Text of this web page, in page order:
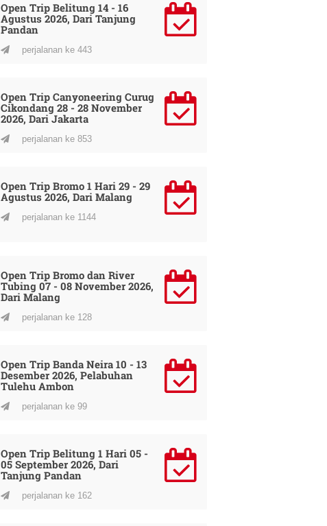
Open Trip Belitung 14 - 16
Agustus 2026, Dari Tanjung
Pandan
perjalanan ke 443
Open Trip Canyoneering Curug
Cikondang 28 - 28 November
2026, Dari Jakarta
perjalanan ke 853
Open Trip Bromo 1 Hari 29 - 29
Agustus 2026, Dari Malang
perjalanan ke 1144
Open Trip Bromo dan River
Tubing 07 - 08 November 2026,
Dari Malang
perjalanan ke 128
Open Trip Banda Neira 10 - 13
Desember 2026, Pelabuhan
Tulehu Ambon
perjalanan ke 99
Open Trip Belitung 1 Hari 05 -
05 September 2026, Dari
Tanjung Pandan
perjalanan ke 162